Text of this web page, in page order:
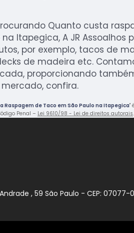
Quanto custa
Itapegica, A JR Assoalhos
por exemplo, tacos de
de madeira etc.
proporcionando
confira.
Raspagem de Taco em São Paulo na Itapegica"
Penal – Lei 9610/98 - Lei de direitos autorais.
, 59 São Paulo - CEP: 07077-